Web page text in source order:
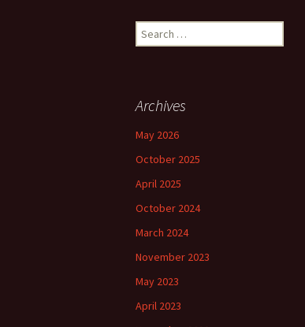
Search
for:
Archives
May 2026
October 2025
April 2025
October 2024
March 2024
November 2023
May 2023
April 2023